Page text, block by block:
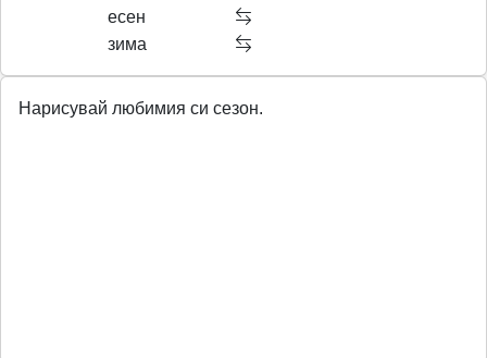
есен
зима
Нарисувай любимия си сезон.